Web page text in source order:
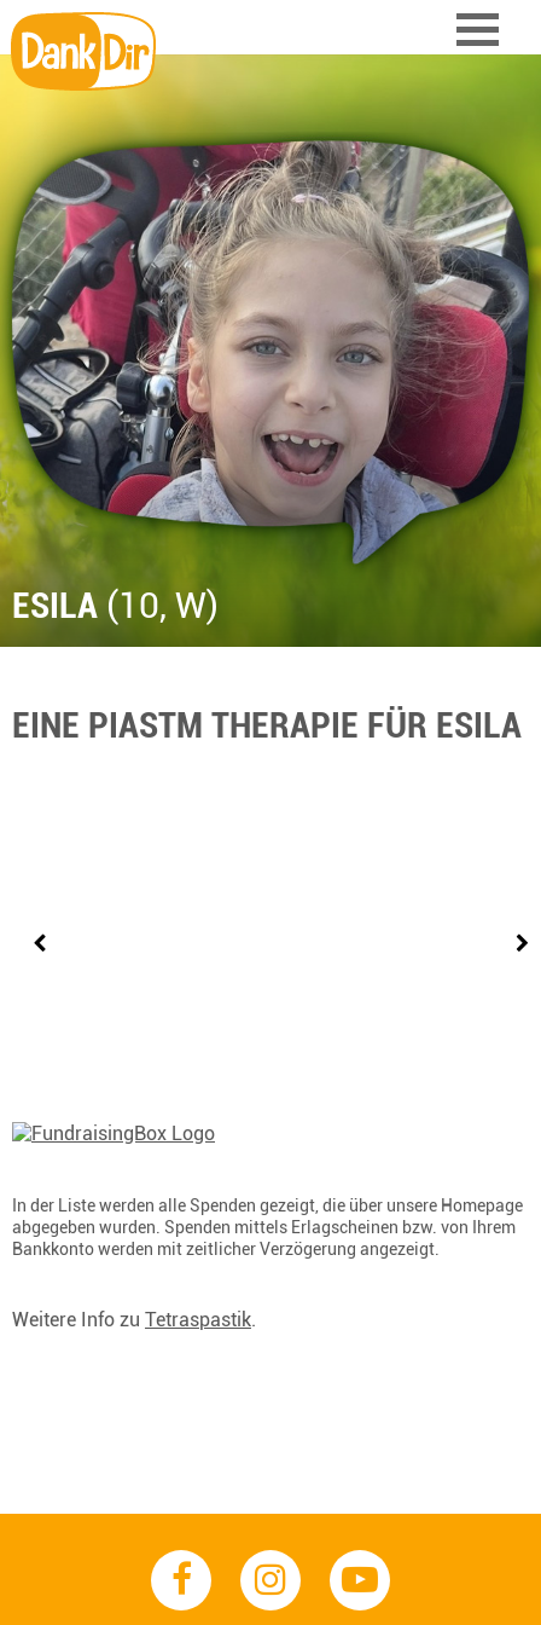
ESILA (10, W)
EINE PIASTM THERAPIE FÜR ESILA
In der Liste werden alle Spenden gezeigt, die über unsere Homepage
abgegeben wurden. Spenden mittels Erlagscheinen bzw. von Ihrem
Bankkonto werden mit zeitlicher Verzögerung angezeigt.
Weitere Info zu Tetraspastik.